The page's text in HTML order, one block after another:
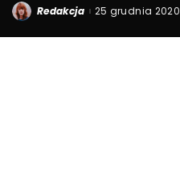
Posted
Redakcja 25 grudnia 2020